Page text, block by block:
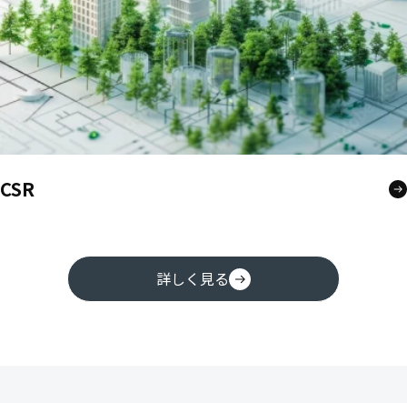
CSR
詳しく見る